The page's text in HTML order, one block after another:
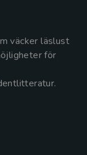
väcker läslust
för